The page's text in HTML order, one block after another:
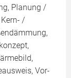
Planung /
/
Vor-